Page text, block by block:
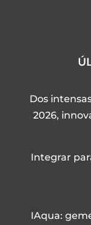
Dos
2026,
Integrar
IAqua: